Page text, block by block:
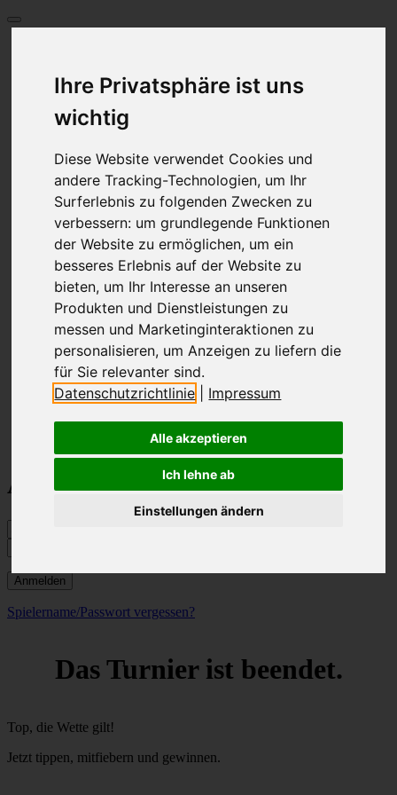
Ihre Privatsphäre ist uns
wichtig
Diese Website verwendet Cookies und
andere Tracking-Technologien, um Ihr
Surferlebnis zu folgenden Zwecken zu
verbessern: um grundlegende Funktionen
der Website zu ermöglichen, um ein
besseres Erlebnis auf der Website zu
bieten, um Ihr Interesse an unseren
Produkten und Dienstleistungen zu
messen und Marketinginteraktionen zu
personalisieren, um Anzeigen zu liefern die
für Sie relevanter sind.
Datenschutzrichtlinie
Impressum
Alle akzeptieren
Ich lehne ab
Einstellungen ändern
Sprache
Deutsch
English
Български език
Français
Greece
Hrvatski
Nederlands
Polski
Português
limba română
Русский
Español
Česky
Türkçe
Український
Anmelden
Anmelden
Spielername/Passwort vergessen?
Das Turnier ist beendet.
Top, die Wette gilt!
Jetzt tippen, mitfiebern und gewinnen.